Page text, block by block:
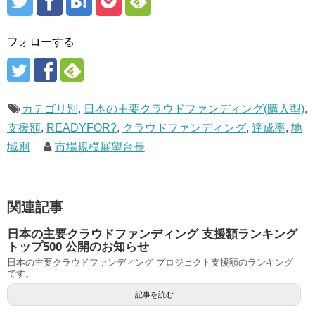
フォローする
カテゴリ別 , 日本の主要クラウドファンディング(購入型),
支援額, READYFOR?, クラウドファンディング, 達成率, 地
域別
市場規模展望台長
関連記事
日本の主要クラウドファンディング 支援額ランキング
トップ500 公開のお知らせ
日本の主要クラウドファンディング プロジェクト支援額のランキング
です。
記事を読む